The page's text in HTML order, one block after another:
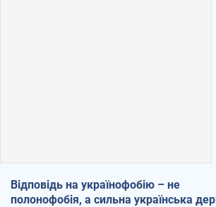
Відповідь на українофобію – не
полонофобія, а сильна українська